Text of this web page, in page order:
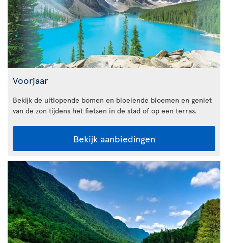
Voorjaar
Bekijk de uitlopende bomen en bloeiende bloemen en geniet
van de zon tijdens het fietsen in de stad of op een terras.
Bekijk aanbiedingen